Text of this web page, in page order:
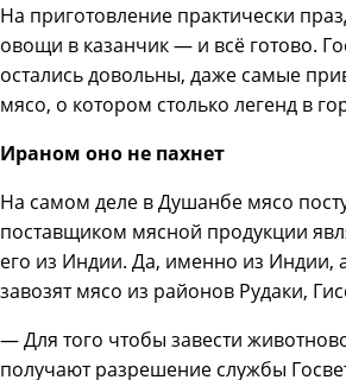
На приготовление практически
овощи в казанчик — и всё готово.
остались довольны, даже самые
мясо, о котором столько легенд в
Ираном оно не пахнет
На самом деле в Душанбе мясо
поставщиком мясной продукции
его из Индии. Да, именно из Индии,
завозят мясо из районов Рудаки,
— Для того чтобы завести
получают разрешение службы